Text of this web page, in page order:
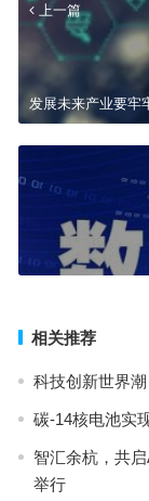
上一篇
发展未来产业要牢
相关推荐
科技创新世界
碳-14核电池实
智汇余杭，共
举行